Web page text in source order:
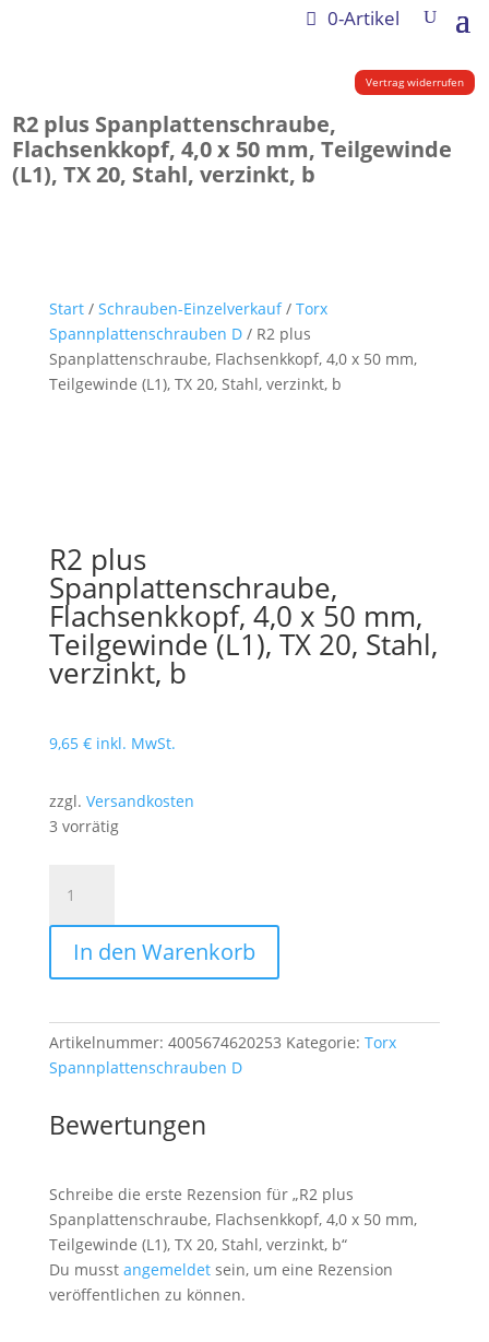
0-Artikel
Vertrag widerrufen
R2 plus Spanplattenschraube,
Flachsenkkopf, 4,0 x 50 mm, Teilgewinde
(L1), TX 20, Stahl, verzinkt, b
Start/ Schrauben-Einzelverkauf/ Torx
Spannplattenschrauben D/ R2 plus
Spanplattenschraube, Flachsenkkopf, 4,0 x 50 mm,
Teilgewinde (L1), TX 20, Stahl, verzinkt, b
R2 plus
Spanplattenschraube,
Flachsenkkopf, 4,0 x 50 mm,
Teilgewinde (L1), TX 20, Stahl,
verzinkt, b
9,65 € inkl. MwSt.
zzgl. Versandkosten
3 vorrätig
plus
Spanplattenschraube,
Flachsenkkopf,
4,0
50
mm,
Teilgewinde
TX
verzinkt,
b
Menge
In den Warenkorb
Artikelnummer: 4005674620253 Kategorie: Torx
Spannplattenschrauben D
Bewertungen
Schreibe die erste Rezension für „R2 plus
Spanplattenschraube, Flachsenkkopf, 4,0 x 50 mm,
Teilgewinde (L1), TX 20, Stahl, verzinkt, b“
Du musst angemeldetsein, um eine Rezension
veröffentlichen zu können.